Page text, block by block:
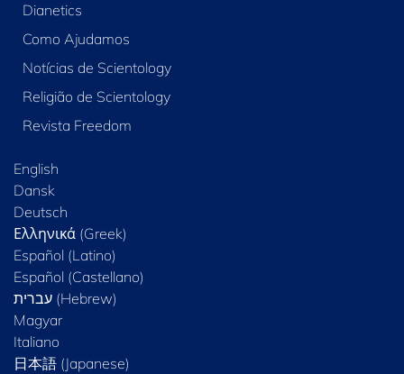
Dianetics
Como Ajudamos
Notícias de Scientology
Religião de Scientology
Revista Freedom
English
Dansk
Deutsch
Ελληνικά (Greek)
Español (Latino)
Español (Castellano)
Magyar
Italiano
日本語 (Japanese)